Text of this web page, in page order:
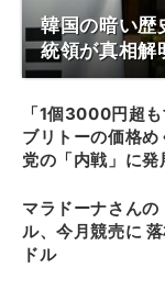
韓国の暗い歴
統領が真相解
「1個3000円超
ブリトーの価格
党の「内戦」に発
マラドーナさん
ル、今月競売に
ドル